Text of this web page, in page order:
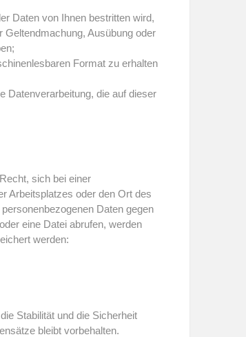
Daten von Ihnen bestritten wird,
Geltendmachung, Ausübung oder
Format zu erhalten
Datenverarbeitung, die auf dieser
sich bei einer
Arbeitsplatzes oder den Ort des
Daten gegen
eine Datei abrufen, werden
werden:
Stabilität und die Sicherheit
bleibt vorbehalten.